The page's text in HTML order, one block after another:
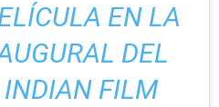
EN LA
DEL
FILM